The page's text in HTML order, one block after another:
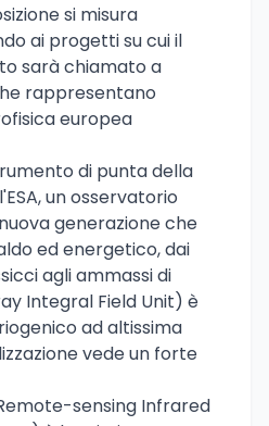
si misura
ai progetti su cui il
sarà chiamato a
rappresentano
europea
di punta della
un osservatorio
generazione che
ed energetico, dai
agli ammassi di
Integral Field Unit) è
ad altissima
vede un forte
sensing Infrared